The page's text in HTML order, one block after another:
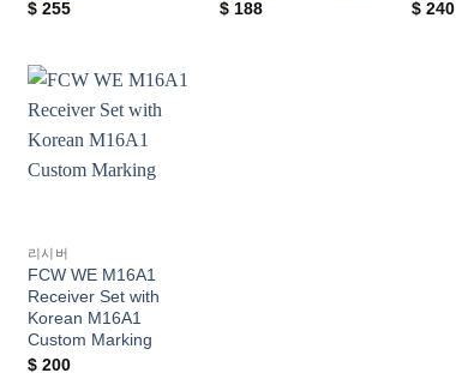
$255
$188 $240
위시리스트에
추가
리시버
FCW WE M16A1
Receiver Set with
Korean M16A1
Custom Marking
$200